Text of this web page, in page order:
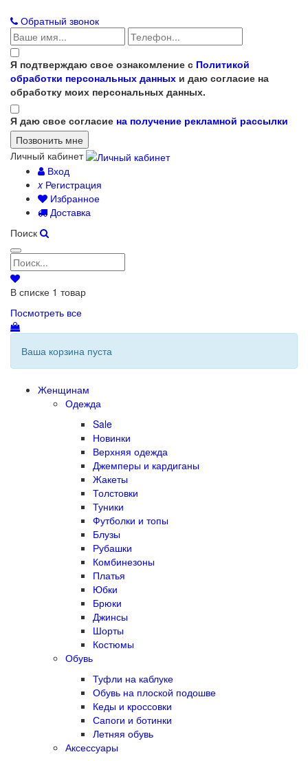
Обратный звонок
Я подтверждаю свое ознакомление с Политикой
обработки персональных данных и даю согласие на
обработку моих персональных данных.
Я даю свое согласие на получение рекламной рассылки
Личный кабинет
Вход
xРегистрация
Избранное
Доставка
Поиск
В списке 1 товар
Посмотреть все
Ваша корзина пуста
Женщинам
Одежда
Sale
Новинки
Верхняя одежда
Джемперы и кардиганы
Жакеты
Толстовки
Туники
Футболки и топы
Блузы
Рубашки
Комбинезоны
Платья
Юбки
Брюки
Джинсы
Шорты
Костюмы
Обувь
Туфли на каблуке
Обувь на плоской подошве
Кеды и кроссовки
Сапоги и ботинки
Летняя обувь
Аксессуары